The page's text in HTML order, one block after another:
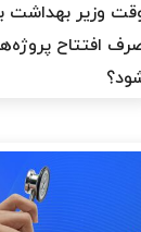
وزیر بهداشت
افتتاح